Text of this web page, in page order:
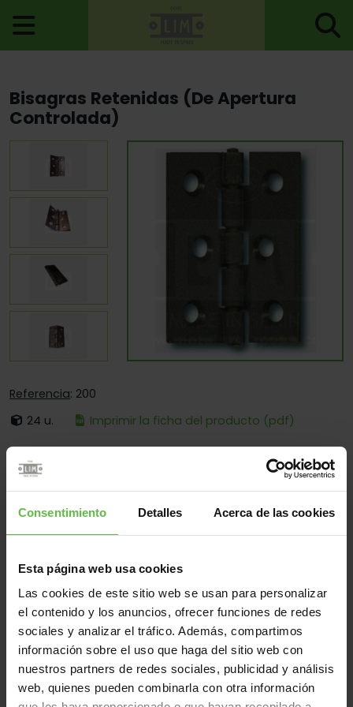
Consentimiento Detalles Acerca de las cookies
Esta página web usa cookies
Las cookies de este sitio web se usan para personalizar
el contenido y los anuncios, ofrecer funciones de redes
sociales y analizar el tráfico. Además, compartimos
información sobre el uso que haga del sitio web con
nuestros partners de redes sociales, publicidad y análisis
web, quienes pueden combinarla con otra información
(De Apertura Controlada)
Bisagras Retenidas (De Apertura
Controlada)
Referencia: 200
24 u.
Imprimir la ficha del producto (pdf)
Cantos:
Fijación:Sólo Para Atornillar
Aplicaciones:Para Muebles
Material
Latón
Todos
(4 artículos)
Código Referencia Medidas Variantes